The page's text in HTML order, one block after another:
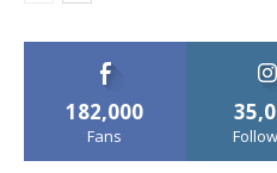
182,000
Fans